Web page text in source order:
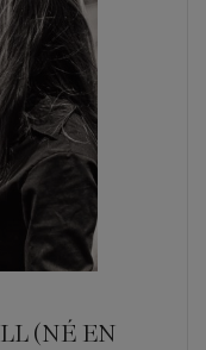
(NÉ EN